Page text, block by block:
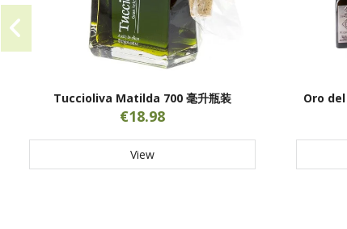
Tuccioliva Matilda 700 毫升瓶装
€18.98
View
Oro del